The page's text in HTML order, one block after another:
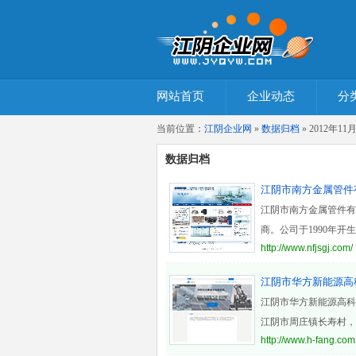
网站首页 企业动态 分
当前位置： 江阴企业网 » 数据归档 » 2012年11月
数据归档
江阴市南方金属管件
江阴市南方金属管件
商。公司于1990年开
http://www.nfjsgj.com/
江阴市华方新能源高
江阴市华方新能源高
江阴市周庄镇长寿村
近一万
http://www.h-